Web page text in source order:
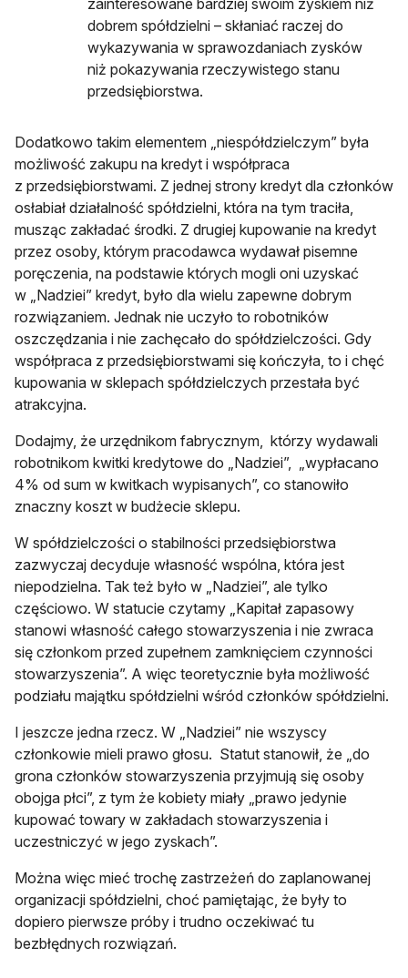
zainteresowane bardziej swoim zyskiem niż
dobrem spółdzielni – skłaniać raczej do
wykazywania w sprawozdaniach zysków
niż pokazywania rzeczywistego stanu
przedsiębiorstwa.
Dodatkowo takim elementem „niespółdzielczym” była
możliwość zakupu na kredyt i współpraca
z przedsiębiorstwami. Z jednej strony kredyt dla członków
osłabiał działalność spółdzielni, która na tym traciła,
musząc zakładać środki. Z drugiej kupowanie na kredyt
przez osoby, którym pracodawca wydawał pisemne
poręczenia, na podstawie których mogli oni uzyskać
w „Nadziei” kredyt, było dla wielu zapewne dobrym
rozwiązaniem. Jednak nie uczyło to robotników
oszczędzania i nie zachęcało do spółdzielczości. Gdy
współpraca z przedsiębiorstwami się kończyła, to i chęć
kupowania w sklepach spółdzielczych przestała być
atrakcyjna.
Dodajmy, że ‎urzędnikom‎ ‎fabrycznym, ‎ ‎którzy‎ ‎wydawali‎
‎robotnikom‎ ‎kwitki kredytowe‎ ‎do‎ ‎„Nadziei”, ‎ ‎„wypłacano‎
‎4%‎ ‎od sum‎ ‎w‎ ‎kwitkach‎ ‎wypisanych”, co stanowiło
znaczny koszt w budżecie sklepu.
W spółdzielczości o stabilności przedsiębiorstwa
zazwyczaj decyduje własność wspólna, która jest
niepodzielna. Tak też było w „Nadziei”, ale tylko
częściowo. W statucie czytamy „Kapitał zapasowy
stanowi własność całego stowarzyszenia i nie zwraca
się członkom przed zupełnem zamknięciem czynności
stowarzyszenia”. A więc teoretycznie była możliwość
podziału majątku spółdzielni wśród członków spółdzielni.
I jeszcze jedna rzecz. W ‎„Nadziei”‎ ‎nie‎ ‎wszyscy
członkowie‎ ‎mieli‎ ‎prawo‎ ‎głosu. ‎ Statut stanowił, że „do‎
‎grona‎ ‎członków‎ ‎stowarzyszenia‎ ‎przyjmują‎ ‎się‎ ‎osoby‎
‎obojga‎ ‎płci‎”, z tym że kobiety‎ ‎miały‎ ‎„prawo‎ ‎jedynie‎
‎kupować‎ ‎towary‎ ‎w‎ ‎zakładach stowarzyszenia‎ ‎i‎
‎uczestniczyć‎ ‎w‎ ‎jego‎ ‎zyskach”. ‎
Można więc mieć trochę zastrzeżeń do zaplanowanej
organizacji spółdzielni, choć pamiętając, że były to
dopiero pierwsze próby i trudno oczekiwać tu
bezbłędnych rozwiązań.